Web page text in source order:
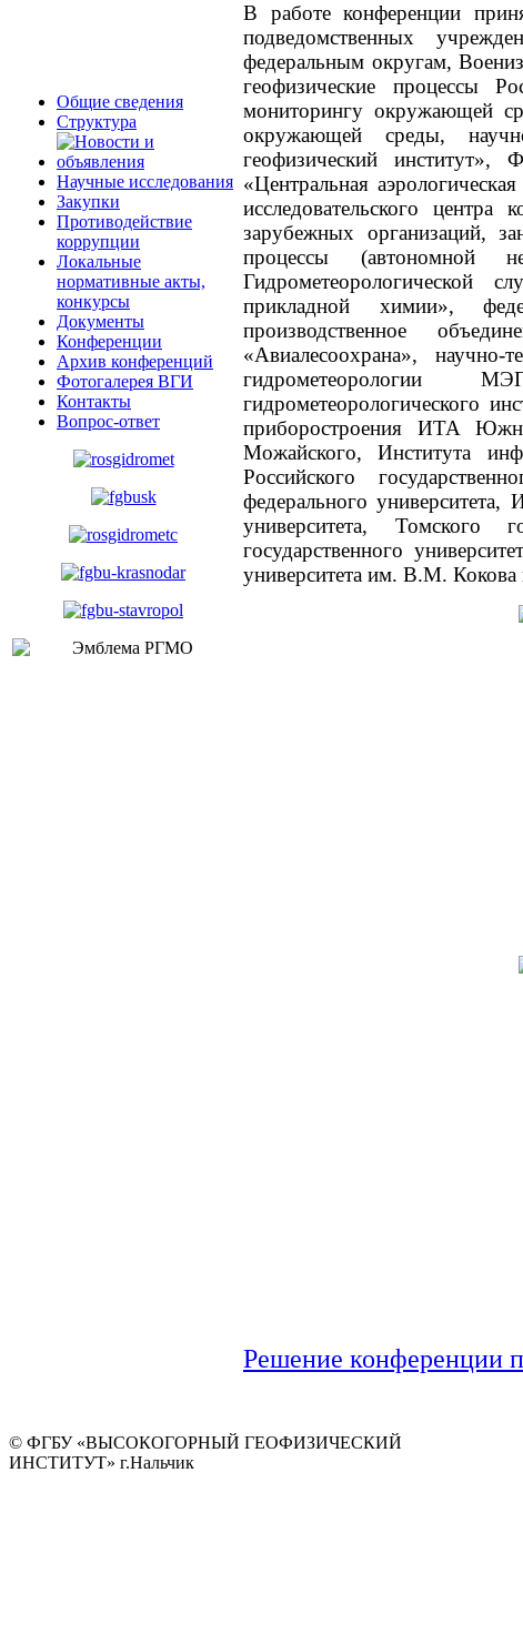
Общие сведения
Структура
Научные исследования
Закупки
Противодействие
коррупции
Локальные
нормативные акты,
конкурсы
Документы
Конференции
Архив конференций
Фотогалерея ВГИ
Контакты
Вопрос-ответ
В работе конференции
подведомственных
федеральным округам,
геофизические процессы
мониторингу окружающей
окружающей среды,
геофизический
«Центральная
исследовательского
зарубежных организаций,
процессы (автономной
Гидрометеорологической
прикладной химии»,
производственное
«Авиалесоохрана», научно-
гидрометеорологии
гидрометеорологического
приборостроения ИТА
Можайского, Института
Российского
федерального университета,
университета, Томского
государственного
университета им. В.М. Кокова
Решение конференции
© ФГБУ «ВЫСОКОГОРНЫЙ ГЕОФИЗИЧЕСКИЙ
ИНСТИТУТ» г.Нальчик